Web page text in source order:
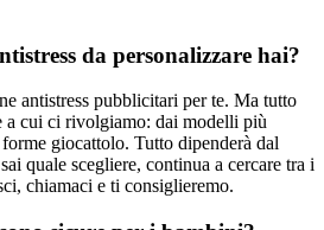
da personalizzare hai?
antistress pubblicitari per te. Ma tutto
a cui ci rivolgiamo: dai modelli più
giocattolo. Tutto dipenderà dal
quale scegliere, continua a cercare tra i
chiamaci e ti consiglieremo.